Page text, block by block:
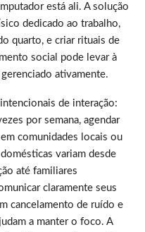
está ali. A solução
dedicado ao trabalho,
quarto, e criar rituais de
social pode levar à
ativamente.
de interação:
por semana, agendar
comunidades locais ou
variam desde
até familiares
claramente seus
cancelamento de ruído e
a manter o foco. A